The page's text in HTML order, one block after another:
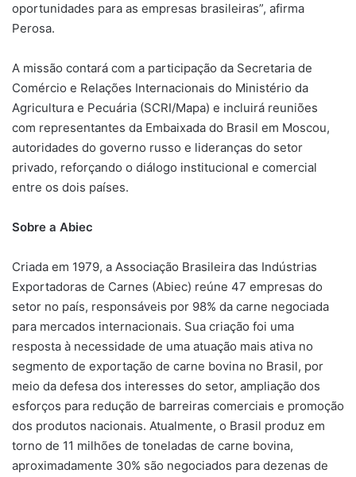
oportunidades para as empresas brasileiras”, afirma
Perosa.
A missão contará com a participação da Secretaria de
Comércio e Relações Internacionais do Ministério da
Agricultura e Pecuária (SCRI/Mapa) e incluirá reuniões
com representantes da Embaixada do Brasil em Moscou,
autoridades do governo russo e lideranças do setor
privado, reforçando o diálogo institucional e comercial
entre os dois países.
Sobre a Abiec
Criada em 1979, a Associação Brasileira das Indústrias
Exportadoras de Carnes (Abiec) reúne 47 empresas do
setor no país, responsáveis por 98% da carne negociada
para mercados internacionais. Sua criação foi uma
resposta à necessidade de uma atuação mais ativa no
segmento de exportação de carne bovina no Brasil, por
meio da defesa dos interesses do setor, ampliação dos
esforços para redução de barreiras comerciais e promoção
dos produtos nacionais. Atualmente, o Brasil produz em
torno de 11 milhões de toneladas de carne bovina,
aproximadamente 30% são negociados para dezenas de